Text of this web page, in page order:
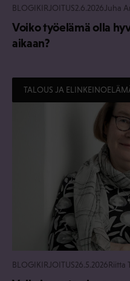
BLOGIKIRJOITUS2.6.2026 Juha
Voiko työelämä olla
aikaan?
TALOUS JA
BLOGIKIRJOITUS26.5.2026Riitta